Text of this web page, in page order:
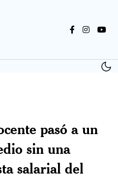
pasó a un
sin una
salarial del